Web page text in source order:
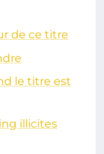
de ce titre
le titre est
illicites